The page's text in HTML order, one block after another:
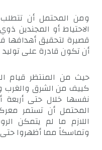
ومن المحتمل أن
الاحتياط أو المجندين
قصيرة لتحقيق أهدافها
أن تكون قادرة على
حيث من المنتظر قيام
كييف من الشرق والغرب
نفسها خلال حتى أربعة
المحتمل أن تستمر
اللازم ما لم يتمكن
وتماسكاً مما أظهروا حتى